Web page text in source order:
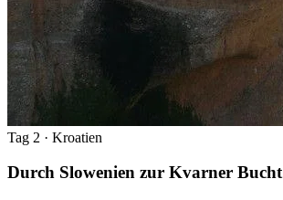
Tag 2 · Kroatien
Durch Slowenien zur Kvarner Bucht